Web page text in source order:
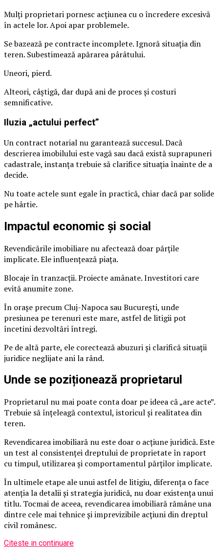
Mulți proprietari pornesc acțiunea cu o încredere excesivă
în actele lor. Apoi apar problemele.
Se bazează pe contracte incomplete. Ignoră situația din
teren. Subestimează apărarea pârâtului.
Uneori, pierd.
Alteori, câștigă, dar după ani de proces și costuri
semnificative.
Iluzia „actului perfect”
Un contract notarial nu garantează succesul. Dacă
descrierea imobilului este vagă sau dacă există suprapuneri
cadastrale, instanța trebuie să clarifice situația înainte de a
decide.
Nu toate actele sunt egale în practică, chiar dacă par solide
pe hârtie.
Impactul economic și social
Revendicările imobiliare nu afectează doar părțile
implicate. Ele influențează piața.
Blocaje în tranzacții. Proiecte amânate. Investitori care
evită anumite zone.
În orașe precum Cluj-Napoca sau București, unde
presiunea pe terenuri este mare, astfel de litigii pot
încetini dezvoltări întregi.
Pe de altă parte, ele corectează abuzuri și clarifică situații
juridice neglijate ani la rând.
Unde se poziționează proprietarul
Proprietarul nu mai poate conta doar pe ideea că „are acte”.
Trebuie să înțeleagă contextul, istoricul și realitatea din
teren.
Revendicarea imobiliară nu este doar o acțiune juridică. Este
un test al consistenței dreptului de proprietate în raport
cu timpul, utilizarea și comportamentul părților implicate.
În ultimele etape ale unui astfel de litigiu, diferența o face
atenția la detalii și strategia juridică, nu doar existența unui
titlu. Tocmai de aceea, revendicarea imobiliară rămâne una
dintre cele mai tehnice și imprevizibile acțiuni din dreptul
civil românesc.
Citeste in continuare